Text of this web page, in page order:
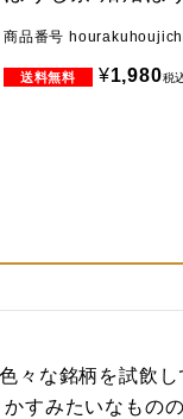
商品番号
¥1,980税
々な銘柄を試飲
すみたいなも